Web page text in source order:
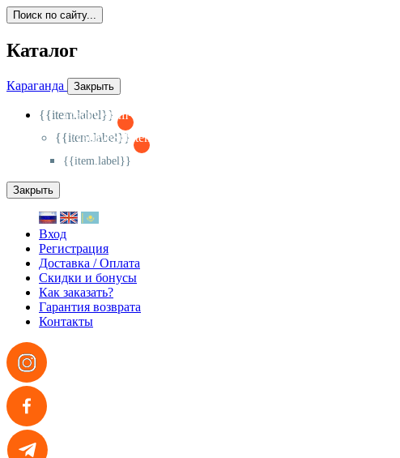
Поиск по сайту...
Каталог
Караганда Закрыть
{{item.label}}
{{activeItem==item.id?'-
{{item.label}}
{{activeSubitem==item.id?'-
{{item.label}}
Закрыть
Вход
Регистрация
Доставка / Оплата
Скидки и бонусы
Как заказать?
Гарантия возврата
Контакты